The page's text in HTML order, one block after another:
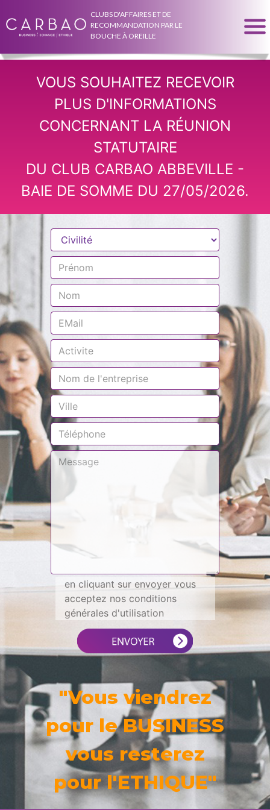
CLUBS D'AFFAIRES ET DE
RECOMMANDATION PAR LE
BOUCHE À OREILLE
VOUS SOUHAITEZ RECEVOIR
PLUS D'INFORMATIONS
CONCERNANT LA RÉUNION
STATUTAIRE
DU CLUB CARBAO ABBEVILLE -
BAIE DE SOMME DU 27/05/2026.
en cliquant sur envoyer vous
acceptez nos conditions
générales d'utilisation
"Vous viendrez
pour le BUSINESS
vous resterez
pour l'ETHIQUE"